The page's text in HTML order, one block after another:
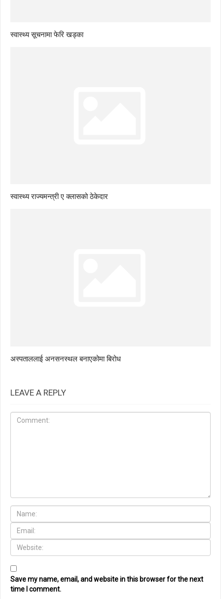
स्वास्थ्य सूचनामा फेरि खड्का
स्वास्थ्य राज्यमन्त्री ए क्लासको ठेकेदार
अस्पताललाई अनसनस्थल बनाएकोमा बिरोध
LEAVE A REPLY
Save my name, email, and website in this browser for the next
time I comment.